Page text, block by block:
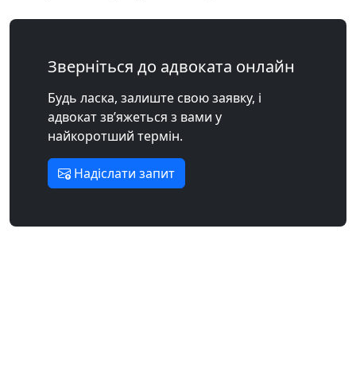
Зверніться до адвоката онлайн
Будь ласка, залиште свою заявку, і
адвокат зв’яжеться з вами у
найкоротший термін.
Надіслати запит